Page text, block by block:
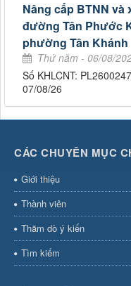
Nâng cấp BTNN và
đường Tân Phước
phường Tân Khánh
Thứ năm - 06/08/
Số KHLCNT:
07/08/26
CÁC CHUYÊN MỤC
Giới thiệu
Thành viên
Thăm dò ý kiến
Tìm kiếm